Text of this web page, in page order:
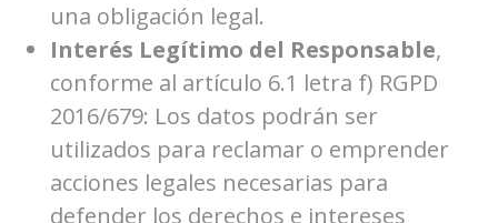
una obligación legal.
Interés Legítimo del Responsable,
conforme al artículo 6.1 letra f) RGPD
2016/679: Los datos podrán ser
utilizados para reclamar o emprender
acciones legales necesarias para
defender los derechos e intereses